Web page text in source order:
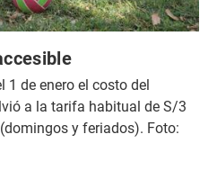
1 de enero el costo del
a la tarifa habitual de S/3
y feriados). Foto: